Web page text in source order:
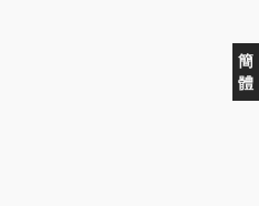
簡
體